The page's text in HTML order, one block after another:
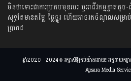
មិនថាទោះជាការប្រកបមុខរបរ ឬអាជីវកម្មខ្នាត
សុទ្ធតែមានតម្លៃ ថ្លៃថ្នូរ ហើយអាចរកចំណូលសម្រា
ប្រាកដ
ឆ្នាំ2020 - 2024 © រក្សាសិទ្ធិគ្រប់យ៉ាងដោយ៖ អគ្គនាយកដ្ឋ
Apsara Media